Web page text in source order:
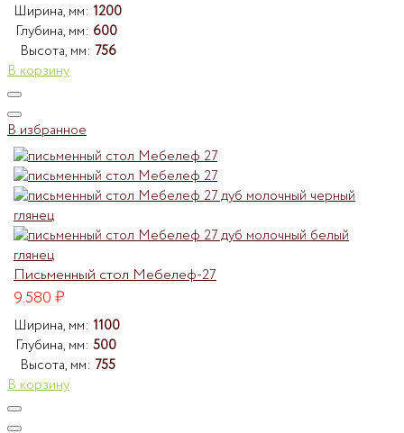
Ширина, мм: 1200
Глубина, мм: 600
Высота, мм: 756
В корзину
В избранное
Письменный стол Мебелеф-27
9.580₽
Ширина, мм: 1100
Глубина, мм: 500
Высота, мм: 755
В корзину